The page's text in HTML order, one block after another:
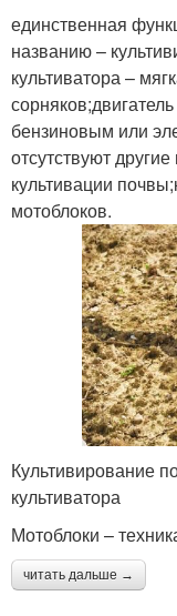
единственная
названию –
культиватора –
бензиновым или
отсутствуют
культивации
мотоблоков.
Культивирование
культиватора
Мотоблоки –
читать дальше →